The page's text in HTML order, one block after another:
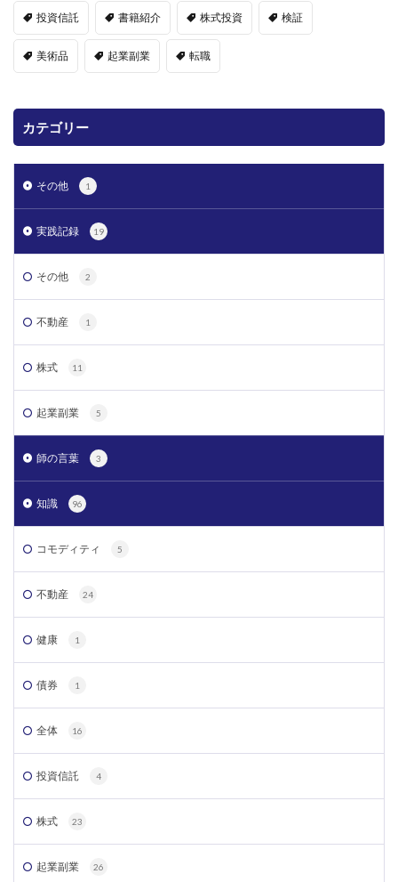
投資信託 書籍紹介 株式投資 検証
美術品 起業副業 転職
カテゴリー
その他 1
実践記録 19
その他 2
不動産 1
株式 11
起業副業 5
師の言葉 3
知識 96
コモディティ 5
不動産 24
健康 1
債券 1
全体 16
投資信託 4
株式 23
起業副業 26